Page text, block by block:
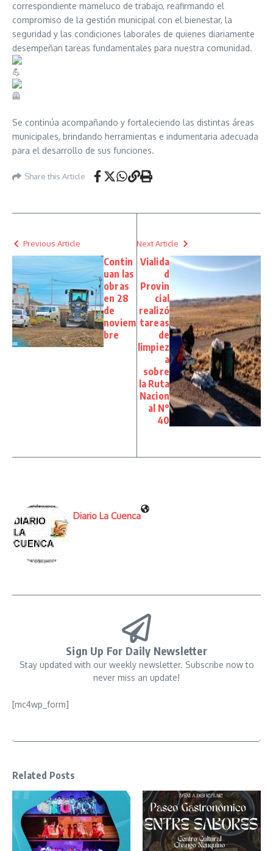
correspondiente mameluco de trabajo, reafirmando el
compromiso de la gestión municipal con el bienestar, la
seguridad y las condiciones laborales de quienes diariamente
desempeñan tareas fundamentales para nuestra comunidad.
Se continúa acompañando y fortaleciendo las distintas áreas
municipales, brindando herramientas e indumentaria adecuada
para el desarrollo de sus funciones.
Share this Article
Previous Article
Contin
uan las
obras
en 28
de
noviem
bre
Next Article
Vialida
d
Provin
cial
realizó
tareas
de
limpiez
a
sobre
la Ruta
Nacion
al N°
40
Diario La Cuenca
Sign Up For Daily Newsletter
Stay updated with our weekly newsletter. Subscribe now to
never miss an update!
[mc4wp_form]
Related Posts